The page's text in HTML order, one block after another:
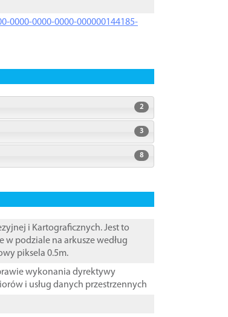
0000-0000-0000-000000144185-
2
3
8
i Kartograficznych. Jest to
w podziale na arkusze według
piksela 0.5m.
wykonania dyrektywy
i usług danych przestrzennych